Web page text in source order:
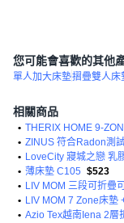
您可能會喜歡的其他
單人加大床墊摺疊雙人床
相關商品
• THERIX HOME 9-
• ZINUS 符合Radon測
• LoveCity 寢城之戀 乳
• 薄床墊 C105 $523
• LIV MOM 三段可折疊
• LIV MOM 7 Zone床墊
• Azio Tex越南Iena 2層